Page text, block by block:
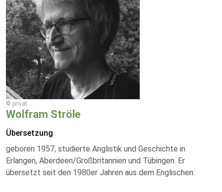
© privat
Wolfram Ströle
Übersetzung
geboren 1957, studierte Anglistik und Geschichte in
Erlangen, Aberdeen/Großbritannien und Tübingen. Er
übersetzt seit den 1980er Jahren aus dem Englischen.